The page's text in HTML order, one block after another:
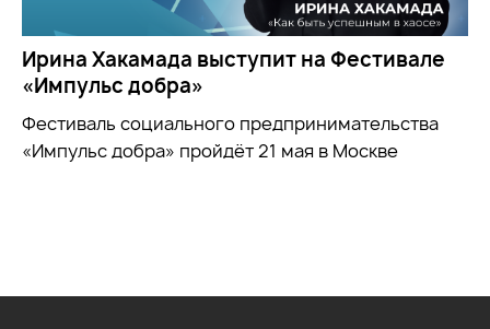
Ирина Хакамада выступит на Фестивале
«Импульс добра»
Фестиваль социального предпринимательства
«Импульс добра» пройдёт 21 мая в Москве